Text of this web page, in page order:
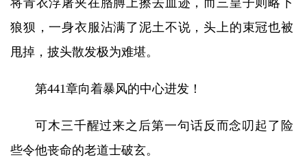
将青衣浮屠夹在胳膊上擦去血迹，而三皇子则略下
狼狈，一身衣服沾满了泥土不说，头上的束冠也被
甩掉，披头散发极为难堪。
第441章向着暴风的中心进发！
可木三千醒过来之后第一句话反而念叨起了险
些令他丧命的老道士破玄。